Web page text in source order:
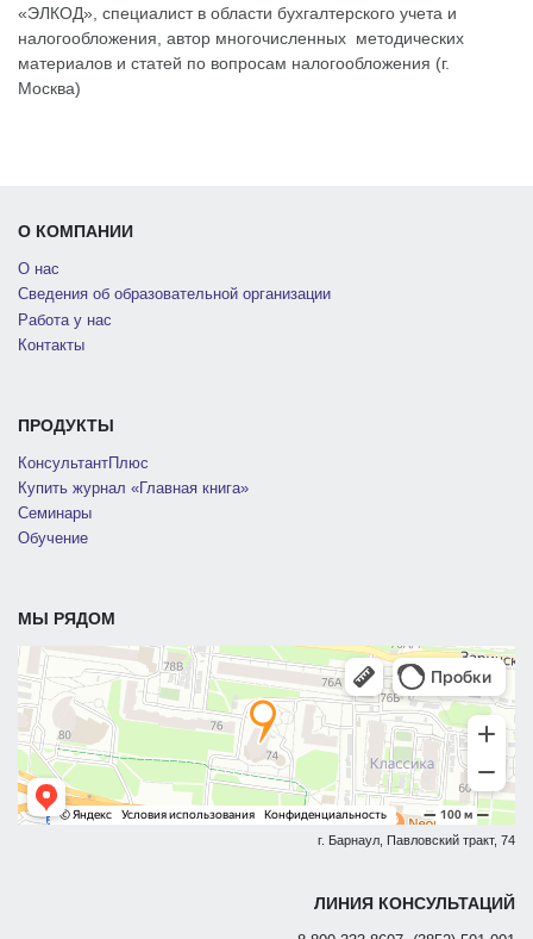
«ЭЛКОД», специалист в области бухгалтерского учета и
налогообложения, автор многочисленных методических
материалов и статей по вопросам налогообложения (г.
Москва)
О КОМПАНИИ
О нас
Сведения об образовательной организации
Работа у нас
Контакты
ПРОДУКТЫ
КонсультантПлюс
Купить журнал «Главная книга»
Семинары
Обучение
МЫ РЯДОМ
г. Барнаул, Павловский тракт, 74
ЛИНИЯ КОНСУЛЬТАЦИЙ